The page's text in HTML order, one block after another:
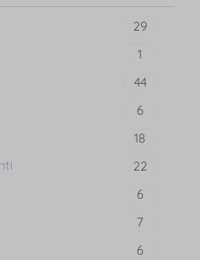
29
1
44
6
18
22
6
7
6